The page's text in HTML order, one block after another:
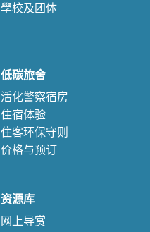
學校及团体
低碳旅舍
活化警察宿房
住宿体验
住客环保守则
价格与预订
资源库
网上导赏